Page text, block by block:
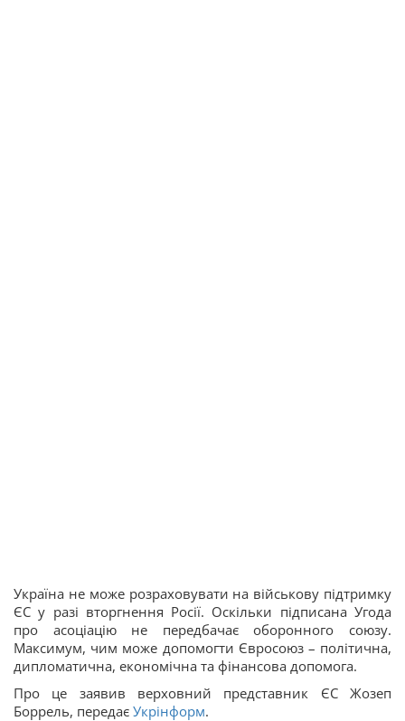
Україна не може розраховувати на військову підтримку
ЄС у разі вторгнення Росії. Оскільки підписана Угода
про асоціацію не передбачає оборонного союзу.
Максимум, чим може допомогти Євросоюз – політична,
дипломатична, економічна та фінансова допомога.
Про це заявив верховний представник ЄС Жозеп
Боррель, передає Укрінформ.